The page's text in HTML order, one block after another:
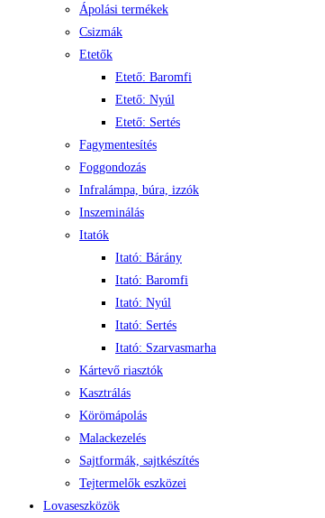
Ápolási termékek
Csizmák
Etetők
Etető: Baromfi
Etető: Nyúl
Etető: Sertés
Fagymentesítés
Foggondozás
Infralámpa, búra, izzók
Inszeminálás
Itatók
Itató: Bárány
Itató: Baromfi
Itató: Nyúl
Itató: Sertés
Itató: Szarvasmarha
Kártevő riasztók
Kasztrálás
Körömápolás
Malackezelés
Sajtformák, sajtkészítés
Tejtermelők eszközei
Lovaseszközök